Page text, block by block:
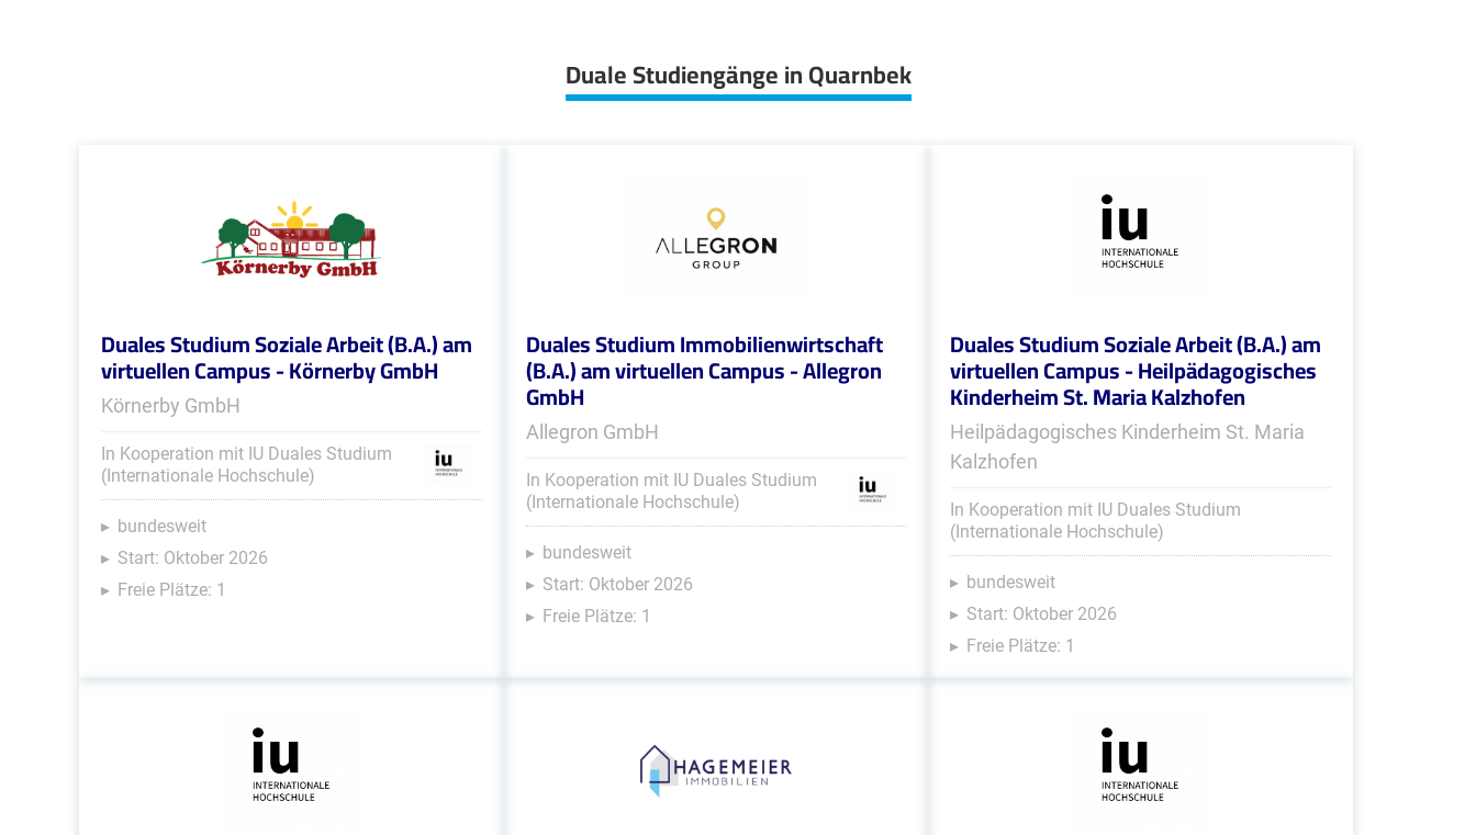
Duale Studiengänge in Quarnbek
Duales Studium Soziale Arbeit (B.A.) am
virtuellen Campus - Körnerby GmbH
Körnerby GmbH
In Kooperation mit IU Duales Studium
(Internationale Hochschule)
bundesweit
Start: Oktober 2026
Freie Plätze: 1
Duales Studium Immobilienwirtschaft
(B.A.) am virtuellen Campus - Allegron
GmbH
Allegron GmbH
In Kooperation mit IU Duales Studium
(Internationale Hochschule)
bundesweit
Start: Oktober 2026
Freie Plätze: 1
Duales Studium Soziale Arbeit (B.A.) am
virtuellen Campus - Heilpädagogisches
Kinderheim St. Maria Kalzhofen
Heilpädagogisches Kinderheim St. Maria
Kalzhofen
In Kooperation mit IU Duales Studium
(Internationale Hochschule)
bundesweit
Start: Oktober 2026
Freie Plätze: 1